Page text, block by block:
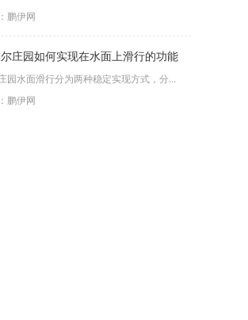
鹏伊网
庄园如何实现在水面上滑行的功能
园水面滑行分为两种稳定实现方式，分...
鹏伊网